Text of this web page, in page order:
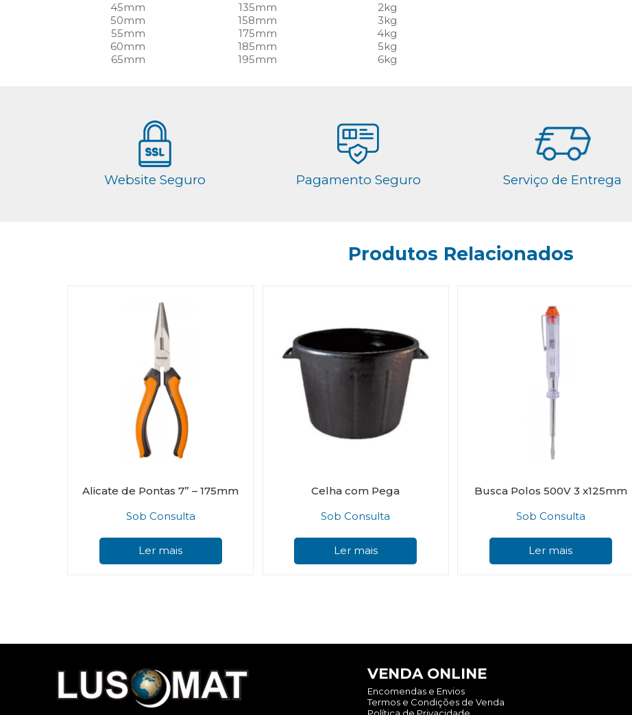
45mm
135mm
2kg
50mm
158mm
3kg
55mm
175mm
4kg
60mm
185mm
5kg
65mm
195mm 6kg
Website Seguro Pagamento Seguro Serviço de Entrega
Produtos Relacionados
Alicate de Pontas 7” – 175mm
Sob Consulta
Ler mais
Celha com Pega
Sob Consulta
Ler mais
Busca Polos 500V 3 x125mm
Sob Consulta
Ler mais
VENDA ONLINE
Encomendas e Envios
Termos e Condições de Venda
Política de Privacidade